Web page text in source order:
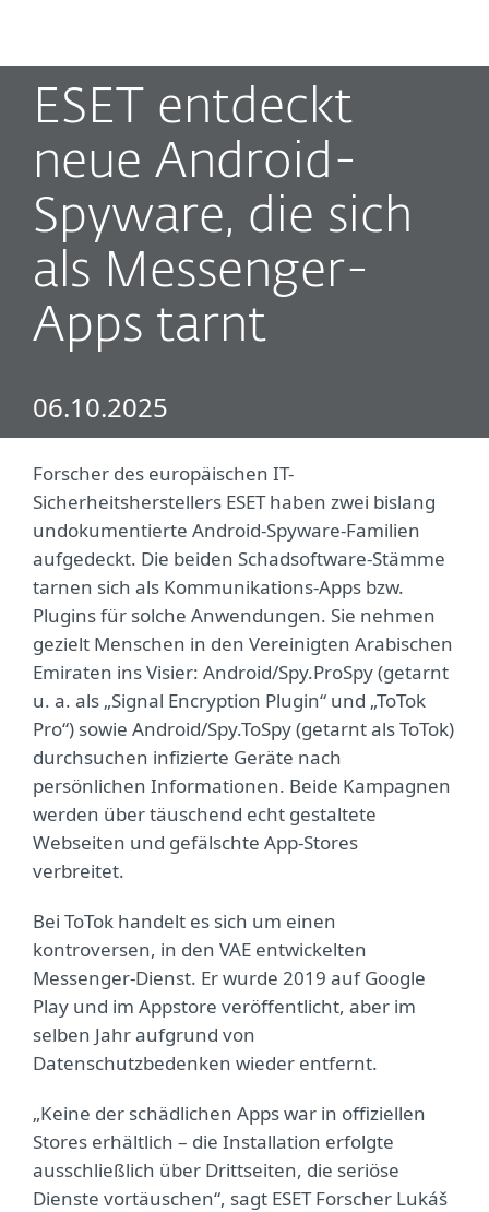
ESET entdeckt
neue Android-
Spyware, die sich
als Messenger-
Apps tarnt
06.10.2025
Forscher des europäischen IT-
Sicherheitsherstellers ESET haben zwei bislang
undokumentierte Android-Spyware-Familien
aufgedeckt. Die beiden Schadsoftware-Stämme
tarnen sich als Kommunikations-Apps bzw.
Plugins für solche Anwendungen. Sie nehmen
gezielt Menschen in den Vereinigten Arabischen
Emiraten ins Visier: Android/Spy.ProSpy (getarnt
u. a. als „Signal Encryption Plugin“ und „ToTok
Pro“) sowie Android/Spy.ToSpy (getarnt als ToTok)
durchsuchen infizierte Geräte nach
persönlichen Informationen. Beide Kampagnen
werden über täuschend echt gestaltete
Webseiten und gefälschte App-Stores
verbreitet.
Bei ToTok handelt es sich um einen
kontroversen, in den VAE entwickelten
Messenger-Dienst. Er wurde 2019 auf Google
Play und im Appstore veröffentlicht, aber im
selben Jahr aufgrund von
Datenschutzbedenken wieder entfernt.
„Keine der schädlichen Apps war in offiziellen
Stores erhältlich – die Installation erfolgte
ausschließlich über Drittseiten, die seriöse
Dienste vortäuschen“, sagt ESET Forscher Lukáš